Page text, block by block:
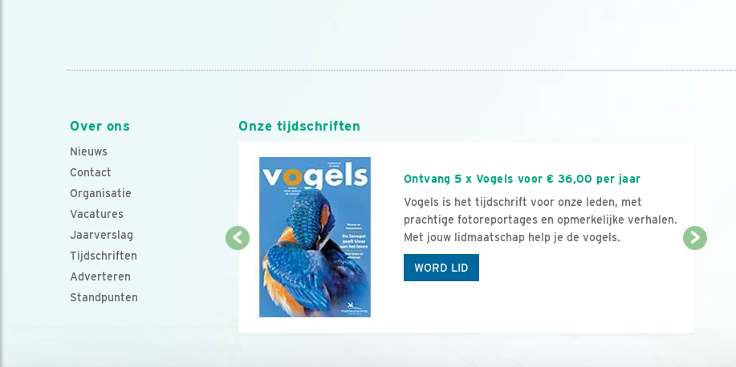
Over ons
Nieuws
Contact
Organisatie
Vacatures
Jaarverslag
Tijdschriften
Adverteren
Standpunten
Onze tijdschriften
Ontvang 5 x Vogels voor € 36,00 per jaar
Vogels is het tijdschrift voor onze leden, met
prachtige fotoreportages en opmerkelijke verhalen.
Met jouw lidmaatschap help je de vogels.
WORD LID